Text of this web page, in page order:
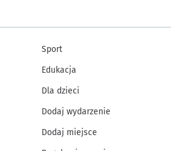
Sport
Edukacja
Dla dzieci
Dodaj wydarzenie
Dodaj miejsce